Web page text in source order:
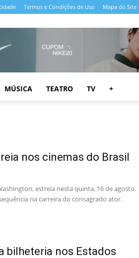
Termos e Condições de Uso Mapa do Site
MÚSICA TEATRO TV +
nos cinemas do Brasil
estreia nesta quinta, 16 de agosto.
na carreira do consagrado ator.
bilheteria nos Estados